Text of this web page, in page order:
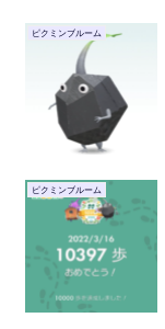
ピクミンブルーム
ピクミンブルーム